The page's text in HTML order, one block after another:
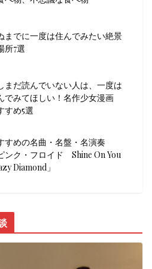
までに一度は住んでみたい絶景
所7選
まだ読んでいない人は、一度は
でみてほしい！名作少女漫画
すめ5選
すめの名曲・名盤・名演奏
ンク・フロイド Shine On You
Diamond」